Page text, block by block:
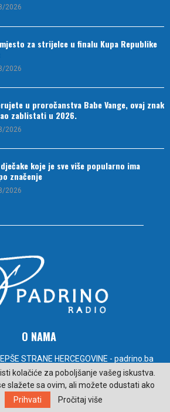
2026
za strijelce u finalu Kupa Republike
2026
u proročanstva Babe Vange, ovaj znak
zablistati u 2026.
2026
koje je sve više popularno ima
značenje
2026
O NAMA
STRANE HERCEGOVINE - padrino.ba
radiopadrino@gmail.com
kolačiće za poboljšanje vašeg iskustva.
slažete sa ovim, ali možete odustati ako
Prihvati Pročitaj više